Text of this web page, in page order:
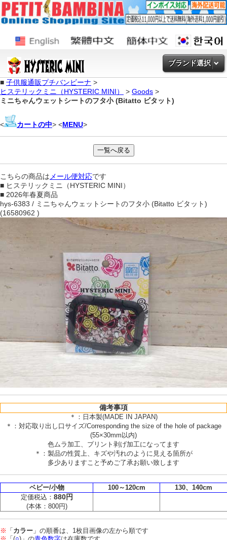
ブランド選択
■ 子供服通販プチバンビーナ >
ヒステリックミニ（HYSTERIC MINI）
> Goods >
ミニちゃんウェットシートのフタ小 (Bitatto ビタット)
< カートの中> <MENU>
こちらの商品は メール便対応です
■ ヒステリックミニ（HYSTERIC MINI）
■ 2026年春夏商品
hys-6383 / ミニちゃんウェットシートのフタ小 (Bitatto ビタット)
(16580962 )
備考事項
＊：日本製(MADE IN JAPAN)
＊：対応取り出し口サイズ/Corresponding the size of the hole of package
(55×30mm以内)
色ムラ加工、プリント剥げ加工になってます
＊：製品の性質上、キズや汚れのように見える箇所が
多少ありますこと予めご了承お願い致します
ベビー/小物 100～120cm
130、140cm
定価税込： 880円
(本体：800円)
※ 「カラー 」の順番は、1枚目画像の左から順です